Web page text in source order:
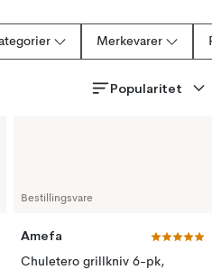
Merkevarer
Popularitet
Bestillingsvare
Amefa
Chuletero grillkniv 6-pk,